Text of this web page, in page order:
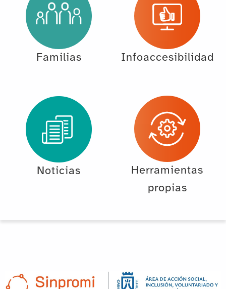
Familias Infoaccesibilidad
Noticias
Herramientas
propias